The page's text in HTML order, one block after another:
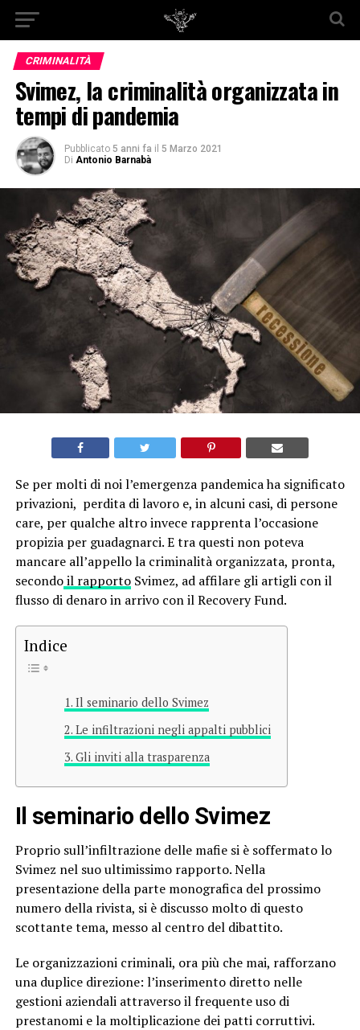
CRIMINALITÀ
Svimez, la criminalità organizzata in
tempi di pandemia
Pubblicato 5 anni fa il 5 Marzo 2021
Di Antonio Barnabà
Se per molti di noi l’emergenza pandemica ha significato
privazioni, perdita di lavoro e, in alcuni casi, di persone
care, per qualche altro invece rapprenta l’occasione
propizia per guadagnarci. E tra questi non poteva
mancare all’appello la criminalità organizzata, pronta,
secondoil rapportoSvimez, ad affilare gli artigli con il
flusso di denaro in arrivo con il Recovery Fund.
Indice
Il seminario dello Svimez
Le infiltrazioni negli appalti pubblici
Gli inviti alla trasparenza
Il seminario dello Svimez
Proprio sull’infiltrazione delle mafie si è soffermato lo
Svimez nel suo ultimissimo rapporto. Nella
presentazione della parte monografica del prossimo
numero della rivista, si è discusso molto di questo
scottante tema, messo al centro del dibattito.
Le organizzazioni criminali, ora più che mai, rafforzano
una duplice direzione: l’inserimento diretto nelle
gestioni aziendali attraverso il frequente uso di
prestanomi e la moltiplicazione dei patti corruttivi.